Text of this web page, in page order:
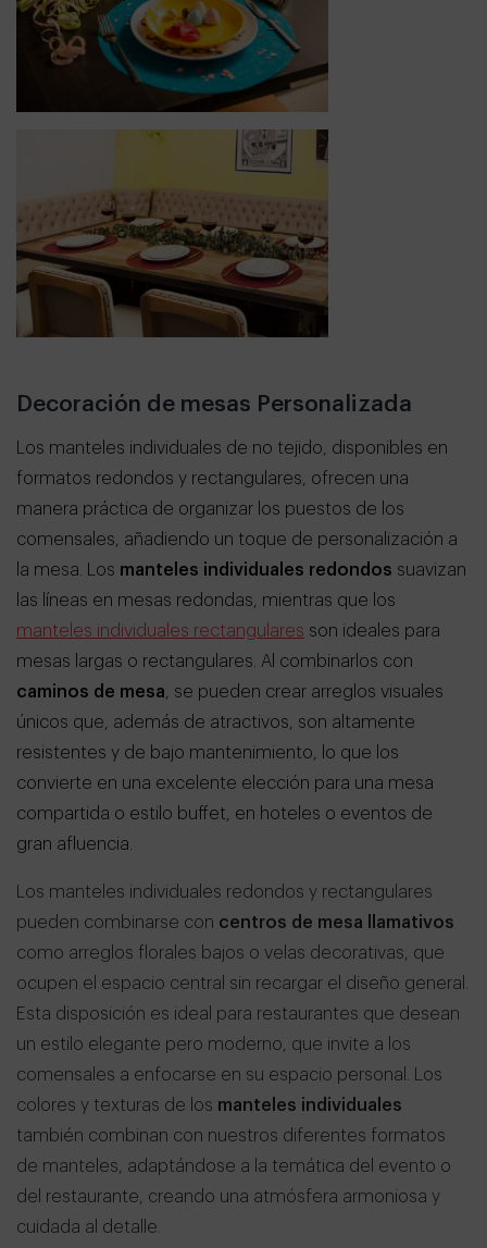
Decoración de mesas Personalizada
Los manteles individuales de no tejido, disponibles en
formatos redondos y rectangulares, ofrecen una
manera práctica de organizar los puestos de los
comensales, añadiendo un toque de personalización a
la mesa. Los manteles individuales redondos suavizan
las líneas en mesas redondas, mientras que los
manteles individuales rectangulares son ideales para
mesas largas o rectangulares. Al combinarlos con
caminos de mesa , se pueden crear arreglos visuales
únicos que, además de atractivos, son altamente
resistentes y de bajo mantenimiento, lo que los
convierte en una excelente elección para una mesa
compartida o estilo buffet, en hoteles o eventos de
gran afluencia.
Los manteles individuales redondos y rectangulares
pueden combinarse con centros de mesa llamativos
como arreglos florales bajos o velas decorativas, que
ocupen el espacio central sin recargar el diseño general.
Esta disposición es ideal para restaurantes que desean
un estilo elegante pero moderno, que invite a los
comensales a enfocarse en su espacio personal. Los
colores y texturas de los manteles individuales
también combinan con nuestros diferentes formatos
de manteles, adaptándose a la temática del evento o
del restaurante, creando una atmósfera armoniosa y
cuidada al detalle.